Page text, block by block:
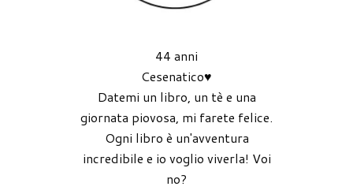
44 anni
Cesenatico♥
Datemi un libro, un tè e una
giornata piovosa, mi farete felice.
Ogni libro è un'avventura
incredibile e io voglio viverla! Voi
no?